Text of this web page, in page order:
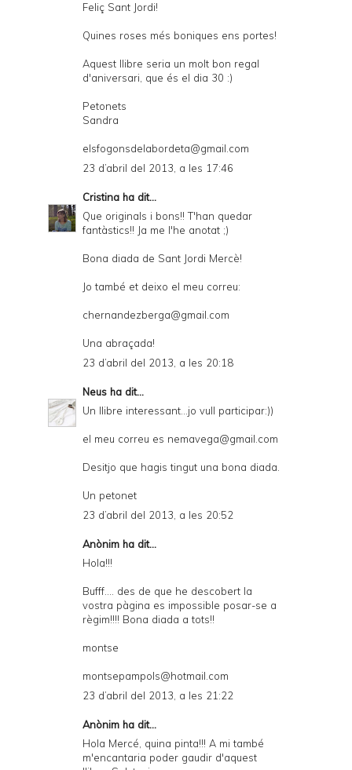
Feliç Sant Jordi!
Quines roses més boniques ens portes!
Aquest llibre seria un molt bon regal
d'aniversari, que és el dia 30 :)
Petonets
Sandra
elsfogonsdelabordeta@gmail.com
23 d’abril del 2013, a les 17:46
Cristina ha dit...
Que originals i bons!! T'han quedar
fantàstics!! Ja me l'he anotat ;)
Bona diada de Sant Jordi Mercè!
Jo també et deixo el meu correu:
chernandezberga@gmail.com
Una abraçada!
23 d’abril del 2013, a les 20:18
Neus ha dit...
Un llibre interessant...jo vull participar:))
el meu correu es nemavega@gmail.com
Desitjo que hagis tingut una bona diada.
Un petonet
23 d’abril del 2013, a les 20:52
Anònim ha dit...
Hola!!!
Bufff.... des de que he descobert la
vostra pàgina es impossible posar-se a
règim!!!! Bona diada a tots!!
montse
montsepampols@hotmail.com
23 d’abril del 2013, a les 21:22
Anònim ha dit...
Hola Mercé, quina pinta!!! A mi també
m'encantaria poder gaudir d'aquest